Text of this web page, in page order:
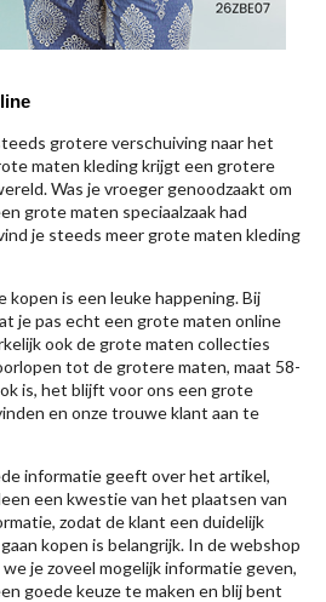
grotere verschuiving naar het
maten kleding krijgt een grotere
Was je vroeger genoodzaakt om
grote maten speciaalzaak had
je steeds meer grote maten kleding
is een leuke happening. Bij
je pas echt een grote maten online
ook de grote maten collecties
tot de grotere maten, maat 58-
is, het blijft voor ons een grote
en onze trouwe klant aan te
informatie geeft over het artikel,
een kwestie van het plaatsen van
zodat de klant een duidelijk
kopen is belangrijk. In de webshop
je zoveel mogelijk informatie geven,
goede keuze te maken en blij bent